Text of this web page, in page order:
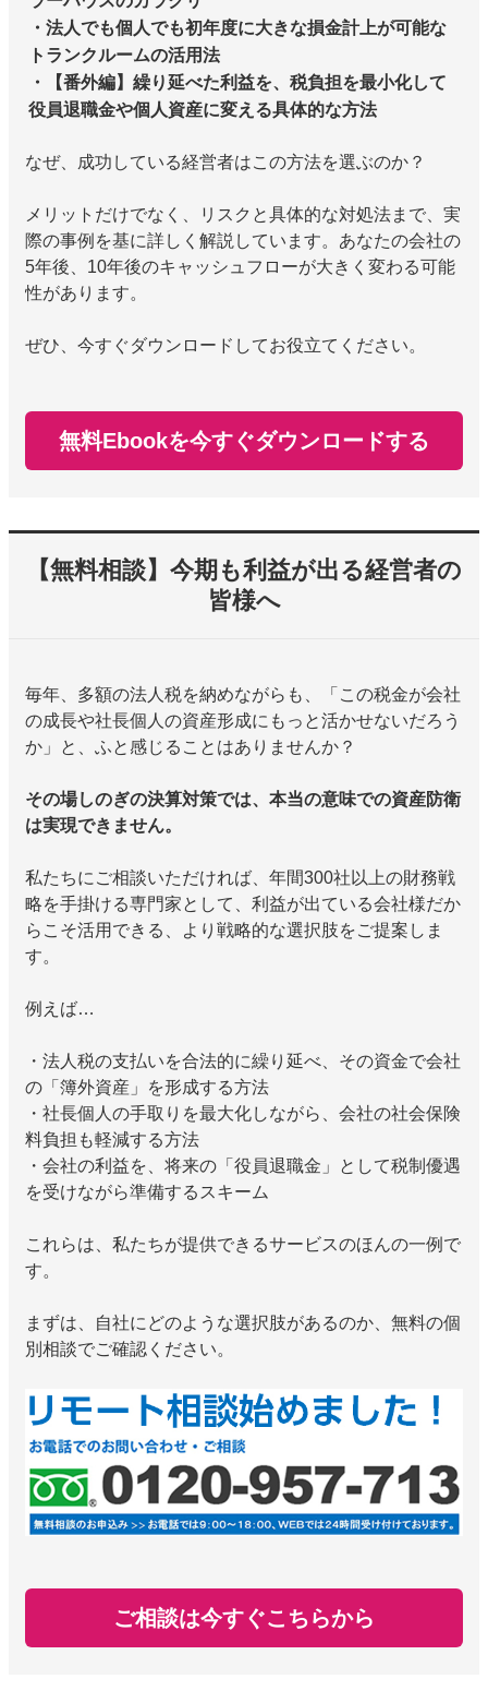
・法人でも個人でも初年度に大きな損金計上が可能な
トランクルームの活用法
・【番外編】繰り延べた利益を、税負担を最小化して
役員退職金や個人資産に変える具体的な方法
なぜ、成功している経営者はこの方法を選ぶのか？
メリットだけでなく、リスクと具体的な対処法まで、実
際の事例を基に詳しく解説しています。あなたの会社の
5年後、10年後のキャッシュフローが大きく変わる可能
性があります。
ぜひ、今すぐダウンロードしてお役立てください。
無料Ebookを今すぐダウンロードする
【無料相談】今期も利益が出る経営者の
皆様へ
毎年、多額の法人税を納めながらも、「この税金が会社
の成長や社長個人の資産形成にもっと活かせないだろう
か」と、ふと感じることはありませんか？
その場しのぎの決算対策では、本当の意味での資産防衛
は実現できません。
私たちにご相談いただければ、年間300社以上の財務戦
略を手掛ける専門家として、利益が出ている会社様だか
らこそ活用できる、より戦略的な選択肢をご提案しま
す。
例えば…
・法人税の支払いを合法的に繰り延べ、その資金で会社
の「簿外資産」を形成する方法
・社長個人の手取りを最大化しながら、会社の社会保険
料負担も軽減する方法
・会社の利益を、将来の「役員退職金」として税制優遇
を受けながら準備するスキーム
これらは、私たちが提供できるサービスのほんの一例で
す。
まずは、自社にどのような選択肢があるのか、無料の個
別相談でご確認ください。
ご相談は今すぐこちらから